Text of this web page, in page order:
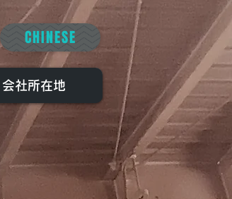
CHINESE
会社所在地
NEWS